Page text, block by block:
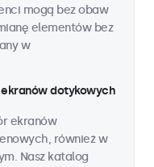
mogą bez obaw
elementów bez
w
dotykowych
ekranów
również w
Nasz katalog